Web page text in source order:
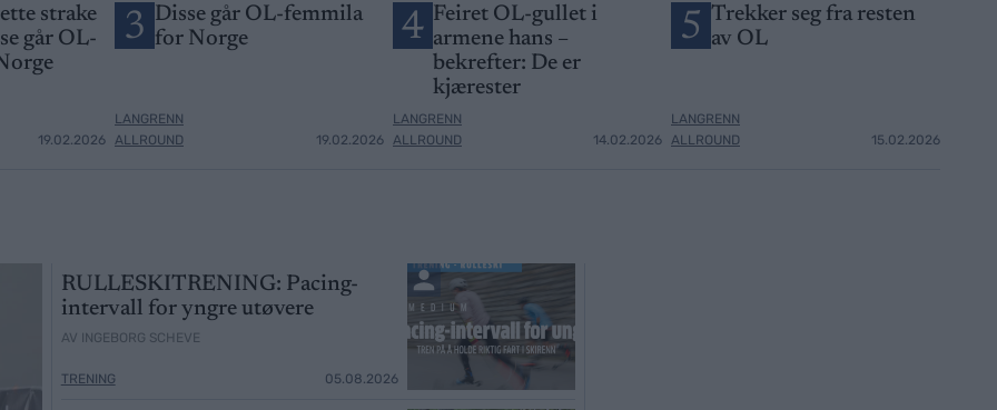
strake
går OL-
19.02.2026
3 Disse går OL-femmila
for Norge
LANGRENN
ALLROUND
19.02.2026
4 Feiret OL-gullet i
armene hans –
bekrefter: De er
kjærester
LANGRENN
ALLROUND
14.02.2026
5 Trekker seg fra resten
av OL
LANGRENN
ALLROUND
15.02.2026
RULLESKITRENING: Pacing-
intervall for yngre utøvere
AV INGEBORG SCHEVE
TRENING 05.08.2026